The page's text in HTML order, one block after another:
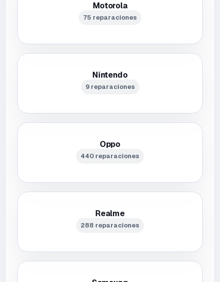
Motorola
75 reparaciones
Nintendo
9 reparaciones
Oppo
440 reparaciones
Realme
288 reparaciones